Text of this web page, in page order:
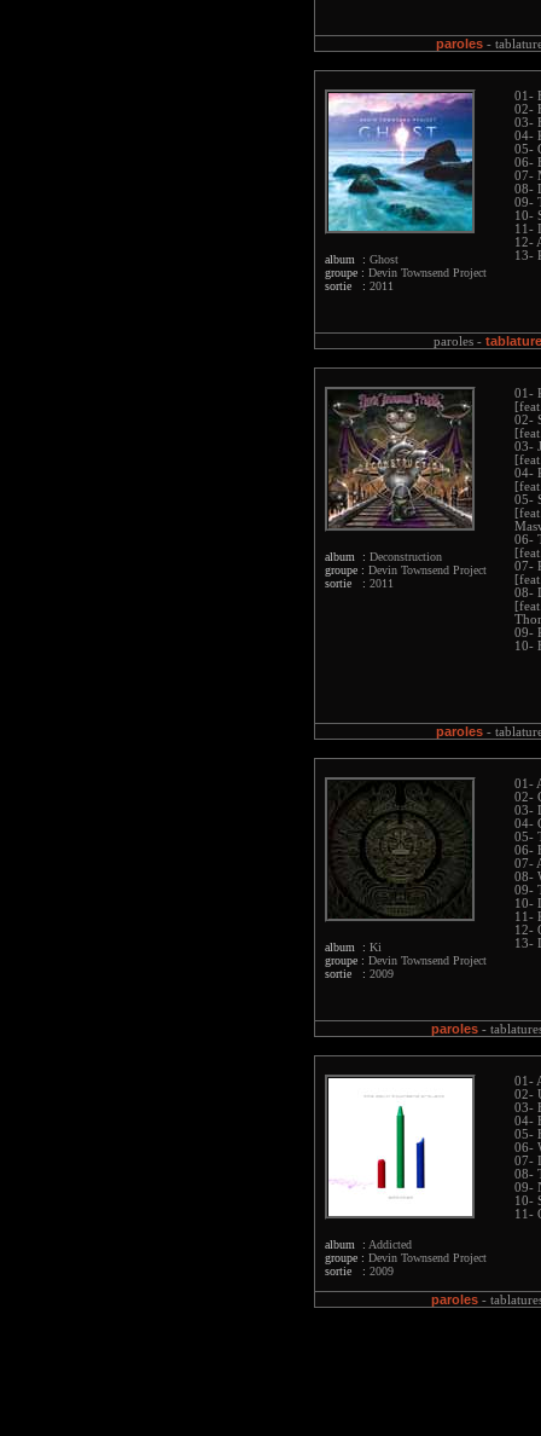
paroles-
album : Ghost
groupe : Devin Townsend Project
sortie : 2011
01-
02-
03-
04-
05-
06-
07-
08-
09-
10-
11-
12-
13-
paroles -
album : Deconstruction
groupe : Devin Townsend Project
sortie : 2011
01-
02-
03-
04-
05-
06-
07-
08-
09-
10-
paroles-
album : Ki
groupe : Devin Townsend Project
sortie : 2009
01-
02-
03-
04-
05-
06-
07-
08-
09-
10-
11-
12-
13-
paroles -
album : Addicted
groupe : Devin Townsend Project
sortie : 2009
01-
02-
03-
04-
05-
06-
07-
08-
09-
10-
11-
paroles -